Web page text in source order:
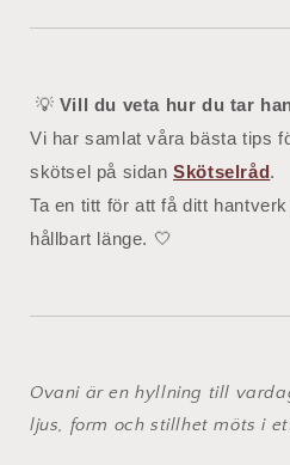
💡 Vill du veta hur du tar
Vi har samlat våra bästa tips
skötsel på sidanSkötselråd.
Ta en titt för att få ditt
hållbart länge. 🤍
Ovani är en hyllning till
ljus, form och stillhet möts i